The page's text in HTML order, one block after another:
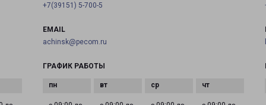
+7(39151) 5-700-5
EMAIL
achinsk@pecom.ru
ГРАФИК РАБОТЫ